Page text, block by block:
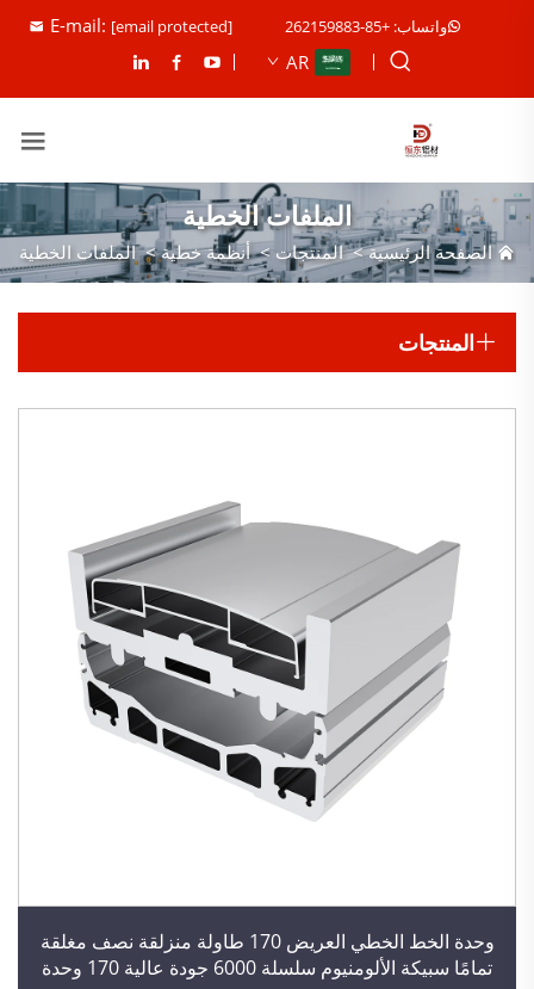
واتساب: +85-262159883 E-mail: [email protected]
AR
الملفات الخطية
الصفحة الرئيسية>المنتجات >أنظمة خطية>الملفات الخطية
المنتجات
وحدة الخط الخطي العريض 170 طاولة منزلقة نصف مغلقة
تمامًا سبيكة الألومنيوم سلسلة 6000 جودة عالية 170 وحدة